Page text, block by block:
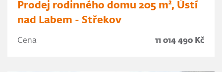
Prodej rodinného domu 205 m², Ústí
nad Labem - Střekov
Cena 11 014 490 Kč